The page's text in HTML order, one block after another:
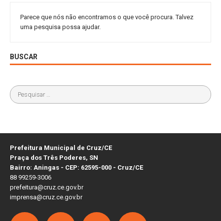
Parece que nós não encontramos o que você procura. Talvez
uma pesquisa possa ajudar.
BUSCAR
Prefeitura Municipal de Cruz/CE
Praça dos Três Poderes, SN
Bairro: Aningas - CEP: 62595-000 - Cruz/CE
88 99259-3006
prefeitura@cruz.ce.gov.br
imprensa@cruz.ce.gov.br